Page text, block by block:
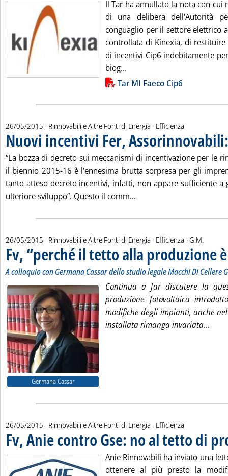
Il Tar ha annullato la nota con cui
di una delibera dell'Autorità
conguaglio per il settore elettrico
controllata di Kinexia, di
di incentivi Cip6 indebitamente
biog...
Lista allegati PDF alla notiziaTar MI Faeco Cip6
26/05/2015 - Rinnovabili e Altre Fonti di Energia - Efficienza
Nuovi incentivi Fer,
“La bozza di decreto sui meccanismi di incentivazione per le
il biennio 2015-16 è l'ennesima brutta sorpresa per gli
tanto atteso decreto incentivi, infatti, non appare sufficiente a
ulteriore sviluppo”. Questo il comm...
26/05/2015 - Rinnovabili e Altre Fonti di Energia - Efficienza -di:
G.M.
Fv, “perché il tetto alla produzione
A colloquio con Germana Cassar dello studio legale Macchi Di Cellere
Germana Cassar
Continua a far discutere la
produzione fotovoltaica
modifiche degli impianti, anche
installata rimanga invariata...
26/05/2015 - Rinnovabili e Altre Fonti di Energia - Efficienza
Fv, Anie contro Gse: no al tetto di
Anie Rinnovabili ha inviato una
ottenere al più presto la